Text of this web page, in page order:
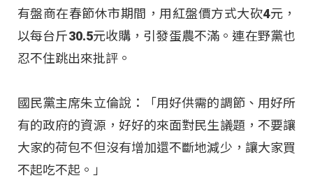
有盤商在春節休市期間，用紅盤價方式大砍4元，
以每台斤30.5元收購，引發蛋農不滿。連在野黨也
忍不住跳出來批評。
國民黨主席朱立倫說：「用好供需的調節、用好所
有的政府的資源，好好的來面對民生議題，不要讓
大家的荷包不但沒有增加還不斷地減少，讓大家買
不起吃不起。」